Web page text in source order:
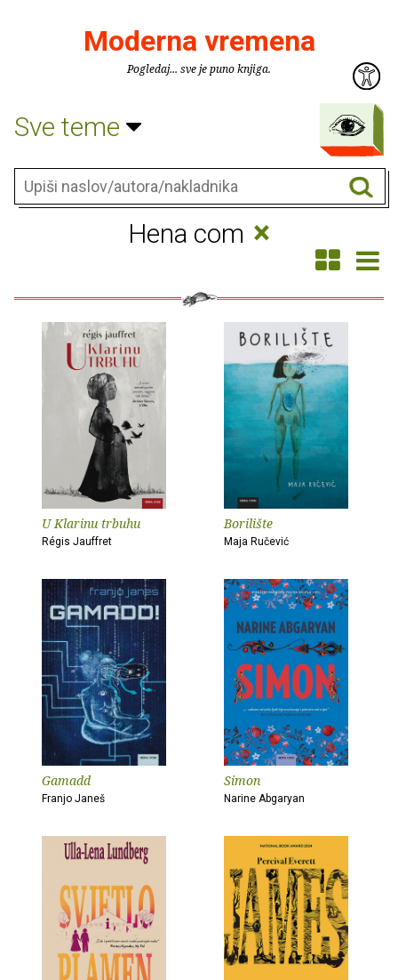
Moderna vremena
Pogledaj... sve je puno knjiga.
Sve teme
Hena com ×
U Klarinu trbuhu
Régis Jauffret
Borilište
Maja Ručević
Gamadd
Franjo Janeš
Simon
Narine Abgaryan